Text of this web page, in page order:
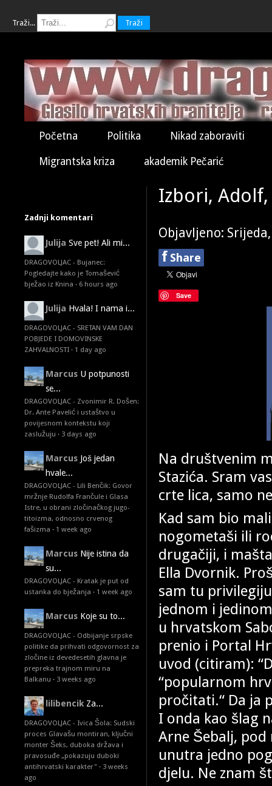
Traži... Traži
Početna Politika Nikad zaboraviti
Migrantska kriza akademik Pečarić
Zadnji komentari
Julija Sve pet! Ali mi...
DRAGOVOLJAC - Bujanec:
Pogledajte kako je Tomašević
bježao iz Knina · 6 hours ago
Julija Hvala! I nama i...
DRAGOVOLJAC - SRETAN VAM DAN
POBJEDE I DOMOVINSKE
ZAHVALNOSTI · 1 day ago
Marcus U potpunosti
se...
DRAGOVOLJAC - Zvonimir R. Došen:
Dr. Ante Pavelić i ustaštvo u
povijesnom kontekstu koji
zaslužuju · 3 days ago
Marcus Još jedan
hvale...
DRAGOVOLJAC - Lili Benčik: Govor
mržnje Rudolfa Frančule i Glasa
Istre, u obrani zločinačkog jugo-
titoizma, odnosno crvenog
fašizma · 1 week ago
Marcus Nije istina da
su...
DRAGOVOLJAC - Kratak je put od
ustanka do bježanja · 1 week ago
Marcus Koje su to...
DRAGOVOLJAC - Odbijanje srpske
politike da prihvati odgovornost za
zločine iz devedesetih glavna je
prepreka trajnom miru na
Balkanu · 3 weeks ago
lilibencik Za...
DRAGOVOLJAC - Ivica Šola: Sudski
proces Glavašu montiran, ključni
monter Šeks, duboka država i
pravosuđe „pokazuju duboki
antihrvatski karakter" · 3 weeks
ago
Izbori,
Objavljeno:
f Share
Save
Na društvenim
Stazića. Sram
crte lica, samo
Kad sam bio
nogometaši ili
drugačiji, i
Ella Dvornik.
sam tu
jednom i
u hrvatskom
prenio i Portal
uvod (citiram):
“popularnom
pročitati.“ Da ja
I onda kao šlag
Arne Šebalj, pod
unutra jedno
djelu. Ne znam